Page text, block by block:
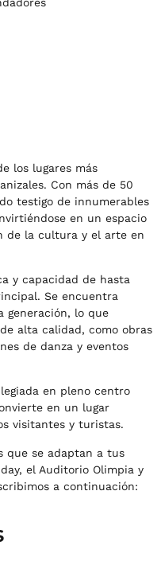
los lugares más
Con más de 50
testigo de innumerables
en un espacio
de la cultura y el arte en
y capacidad de hasta
Se encuentra
generación, lo que
alta calidad, como obras
de danza y eventos
en pleno centro
en un lugar
visitantes y turistas.
que se adaptan a tus
el Auditorio Olimpia y
a continuación: